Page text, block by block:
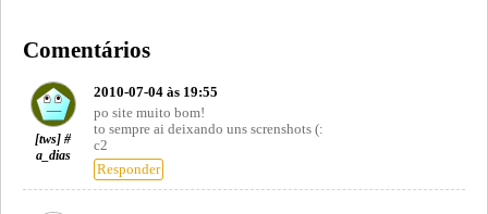
Comentários
[tws] #
a_dias
2010-07-04 às 19:55
po site muito bom!
to sempre ai deixando uns screnshots (:
c2
Responder